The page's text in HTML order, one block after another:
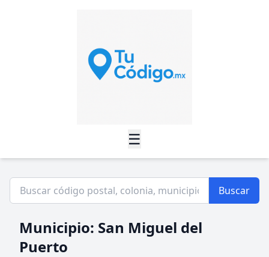
☰
Buscar
Municipio: San Miguel del
Puerto